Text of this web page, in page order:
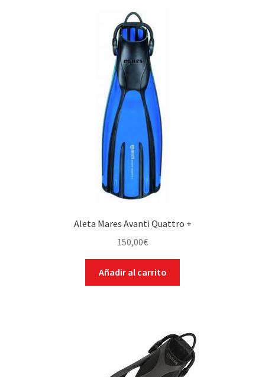
Aleta Mares Avanti Quattro +
150,00€
Añadir al carrito